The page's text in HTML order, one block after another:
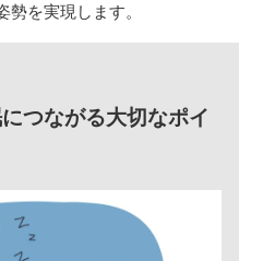
を実現します。
つながる大切なポイ